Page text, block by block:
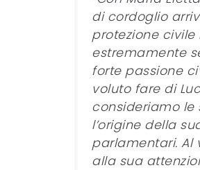
di cordoglio
protezione civile
estremamente
forte passione
voluto fare di
consideriamo le
l’origine della
parlamentari. Al
alla sua